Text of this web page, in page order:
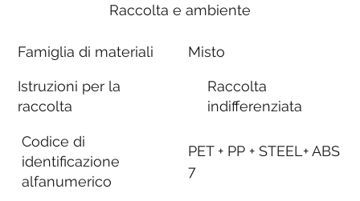
Raccolta e ambiente
Famiglia di materiali
Istruzioni per la
raccolta
Codice di
identificazione
alfanumerico
Misto
Raccolta
indifferenziata
PET + PP + STEEL+ ABS
7